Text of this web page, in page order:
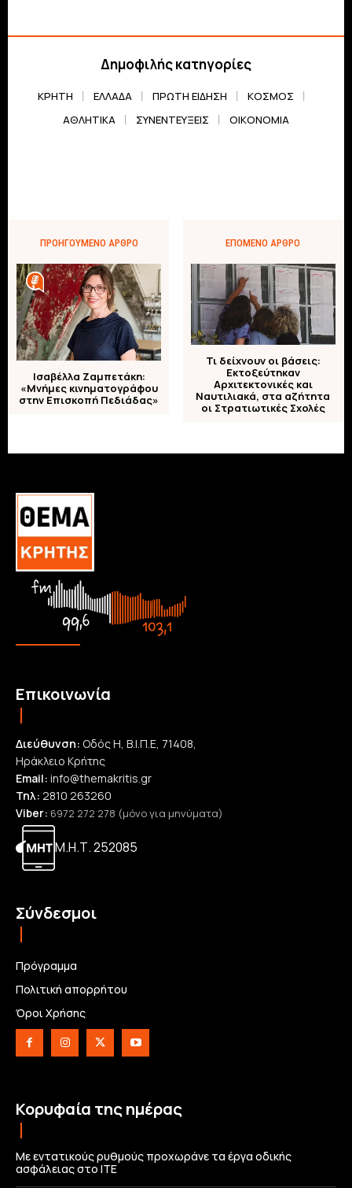
Δημοφιλής κατηγορίες
ΚΡΗΤΗ ΕΛΛΆΔΑ ΠΡΏΤΗ ΕΊΔΗΣΗ
ΚΌΣΜΟΣ
ΑΘΛΗΤΙΚΆ
ΣΥΝΕΝΤΕΎΞΕΙΣ ΟΙΚΟΝΟΜΊΑ
ΠΡΟΗΓΟΎΜΕΝΟ ΆΡΘΡΟ
Ισαβέλλα Ζαμπετάκη:
«Μνήμες κινηματογράφου
στην Επισκοπή Πεδιάδας»
ΕΠΌΜΕΝΟ ΆΡΘΡΟ
Τι δείχνουν οι βάσεις:
Εκτοξεύτηκαν
Αρχιτεκτονικές και
Ναυτιλιακά, στα αζήτητα
οι Στρατιωτικές Σχολές
Επικοινωνία
Διεύθυνση: Οδός Η, Β.Ι.Π.Ε, 71408,
Ηράκλειο Κρήτης
Email: info@themakritis.gr
Τηλ: 2810 263260
Viber: 6972 272 278 (μόνο για μηνύματα)
Μ.Η.Τ. 252085
Σύνδεσμοι
Πρόγραμμα
Πολιτική απορρήτου
Όροι Χρήσης
Κορυφαία της ημέρας
Με εντατικούς ρυθμούς προχωράνε τα έργα οδικής
ασφάλειας στο ΙΤΕ